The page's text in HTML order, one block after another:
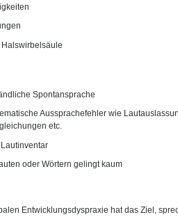
Spontansprache
Aussprachefehler wie
etc.
oder Wörtern gelingt kaum
Entwicklungsdyspraxie hat das Ziel,